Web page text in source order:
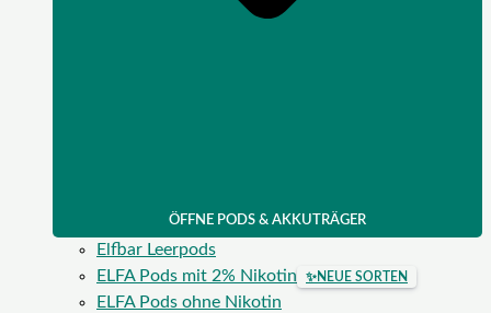
ÖFFNE PODS & AKKUTRÄGER
Elfbar Leerpods
ELFA Pods mit 2% Nikotin
✨NEUE SORTEN
ELFA Pods ohne Nikotin